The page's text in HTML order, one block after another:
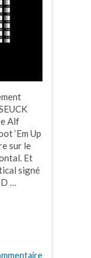
Alf
‘Em Up
sur le
Et
signé
…